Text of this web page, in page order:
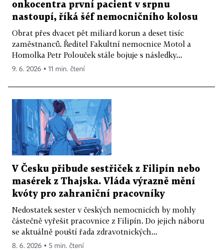
onkocentra první pacient v srpnu
nastoupí, říká šéf nemocničního kolosu
Obrat přes dvacet pět miliard korun a deset tisíc
zaměstnanců. Ředitel Fakultní nemocnice Motol a
Homolka Petr Polouček stále bojuje s následky...
9. 6. 2026 ▪ 11 min. čtení
V Česku přibude sestřiček z Filipín nebo
masérek z Thajska. Vláda výrazně mění
kvóty pro zahraniční pracovníky
Nedostatek sester v českých nemocnicích by mohly
částečně vyřešit pracovnice z Filipín. Do jejich náboru
se aktuálně pouští řada zdravotnických...
8. 6. 2026 ▪ 5 min. čtení